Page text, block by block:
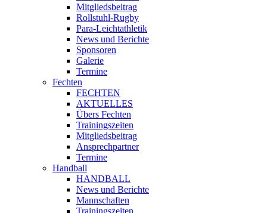
Mitgliedsbeitrag
Rollstuhl-Rugby
Para-Leichtathletik
News und Berichte
Sponsoren
Galerie
Termine
Fechten
FECHTEN
AKTUELLES
Übers Fechten
Trainingszeiten
Mitgliedsbeitrag
Ansprechpartner
Termine
Handball
HANDBALL
News und Berichte
Mannschaften
Trainingszeiten